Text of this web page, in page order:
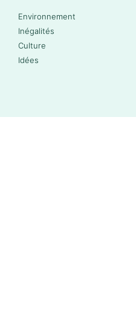
Environnement
Inégalités
Culture
Idées